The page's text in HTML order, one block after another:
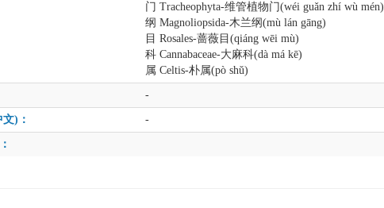
门 Tracheophyta-维管植物门(wéi guǎn zhí wù mén)
纲 Magnoliopsida-木兰纲(mù lán gāng)
目 Rosales-蔷薇目(qiáng wēi mù)
科 Cannabaceae-大麻科(dà má kē)
属 Celtis-朴属(pò shǔ)
-
)： -